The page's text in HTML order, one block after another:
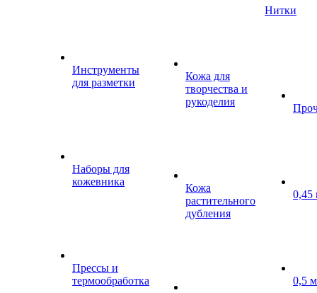
Инструменты
для разметки
Наборы для
кожевника
Прессы и
термообработка
Кожа для
творчества и
рукоделия
Кожа
растительного
дубления
Нитки
0,45
0,5